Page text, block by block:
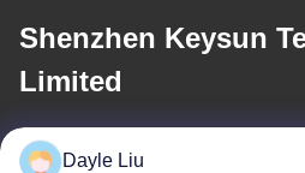
Shenzhen Keysun
Limited
อีเมล
Dayle Liu